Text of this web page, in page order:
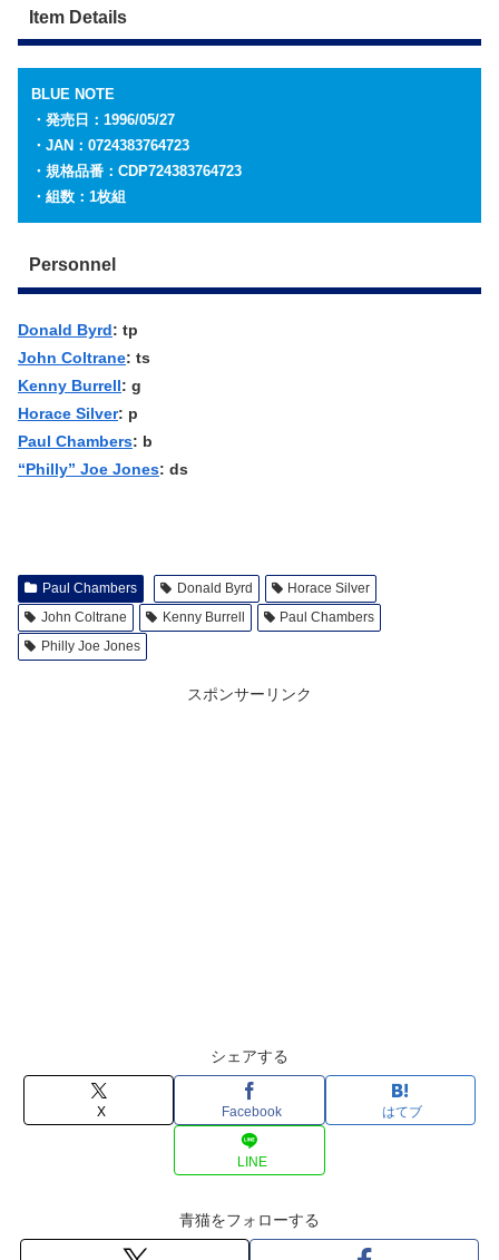
Item Details
BLUE NOTE
・発売日：1996/05/27
・JAN：0724383764723
・規格品番：CDP724383764723
・組数：1枚組
Personnel
Donald Byrd: tp
John Coltrane: ts
Kenny Burrell: g
Horace Silver: p
Paul Chambers: b
“Philly” Joe Jones: ds
Paul Chambers Donald Byrd
Horace Silver
John Coltrane
Kenny Burrell
Paul Chambers
Philly Joe Jones
スポンサーリンク
シェアする
X Facebook はてブ
LINE
青猫をフォローする